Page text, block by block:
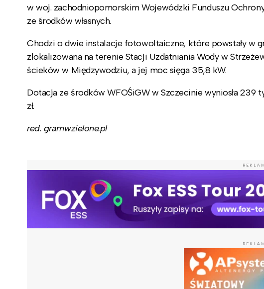
w woj. zachodniopomorskim Wojewódzki Funduszu
ze środków własnych.
Chodzi o dwie instalacje fotowoltaiczne, które powstały w
zlokalizowana na terenie Stacji Uzdatniania Wody w
ścieków w Międzywodziu, a jej moc sięga 35,8 kW.
Dotacja ze środków WFOŚiGW w Szczecinie wyniosła 239
zł.
red. gramwzielone.pl